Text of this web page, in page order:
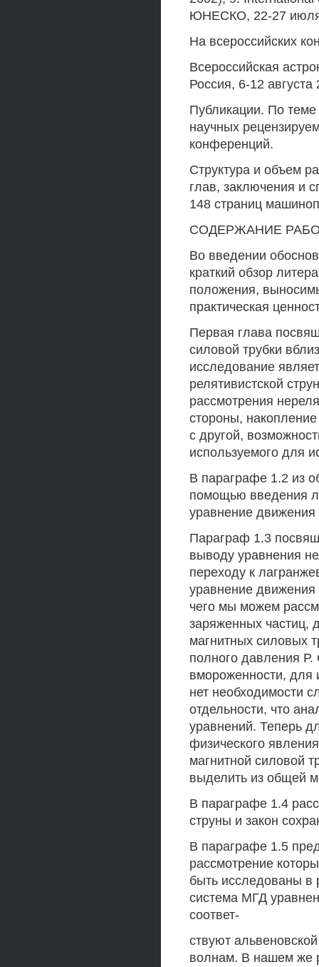
ЮНЕСКО, 22-27
На всероссийских
Всероссийская
Россия, 6-12 августа
Публикации. По теме
научных
конференций.
Структура и объем
глав, заключения и
148 страниц
СОДЕРЖАНИЕ
Во введении
краткий обзор
положения,
практическая
Первая глава
силовой трубки
исследование
релятивистской
рассмотрения
стороны,
с другой,
используемого для
В параграфе 1.2 из
помощью введения
уравнение
Параграф 1.3
выводу уравнения
переходу к
уравнение движения
чего мы можем
заряженных частиц,
магнитных силовых
полного давления
вмороженности, для
нет необходимости
отдельности, что
уравнений. Теперь
физического
магнитной силовой
выделить из общей
В параграфе 1.4
струны и закон
В параграфе 1.5
рассмотрение
быть исследованы в
система МГД
соответ-
ствуют
волнам. В нашем же